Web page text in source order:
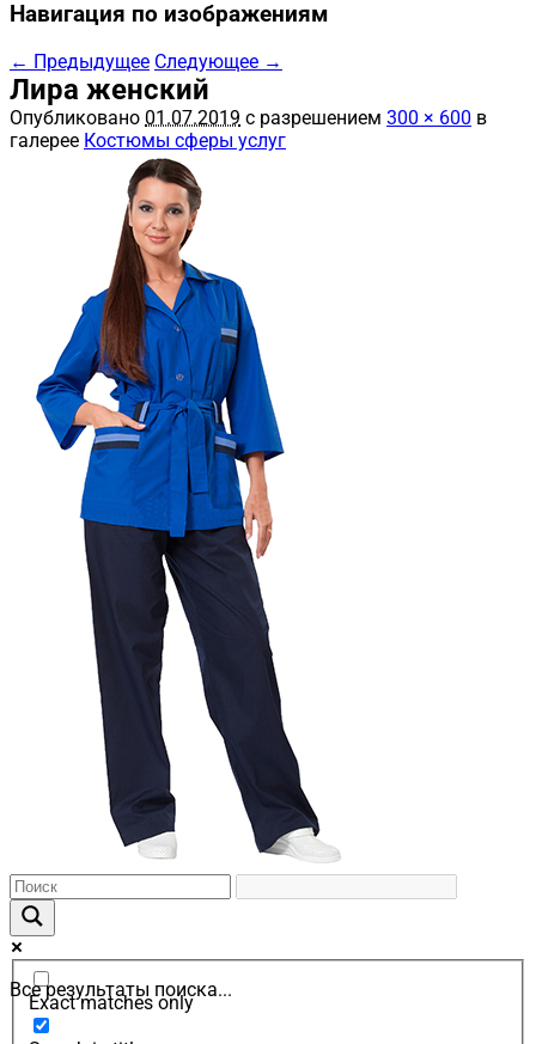
Навигация по изображениям
← Предыдущее Следующее →
Лира женский
Опубликовано 01.07.2019 с разрешением 300 × 600 в
галерее Костюмы сферы услуг
Все результаты поиска...
Exact matches only